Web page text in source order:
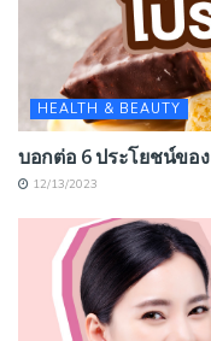
HEALTH & BEAUTY
บอกต่อ 6 ประโยชน์ขอ
12/13/2023